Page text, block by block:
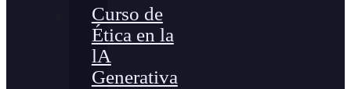
Curso de
Ética en la
lA
Generativa